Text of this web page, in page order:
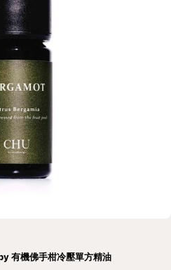
有機佛⼿柑冷壓單方精油